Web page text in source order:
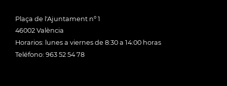
Plaça de l'Ajuntament nº 1
46002 València
Horarios: lunes a viernes de 8:30 a 14:00 horas
Teléfono: 963 52 54 78